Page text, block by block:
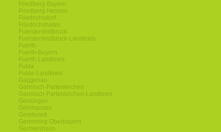
Friedberg-Bayern
Friedberg-Hessen
Friedrichsdorf
Friedrichshafen
Fuerstenfeldbruck
Fuerstenfeldbruck-Landkreis
Fuerth
Fuerth-Bayern
Fuerth-Landkreis
Fulda
Fulda-Landkreis
Gaggenau
Garmisch-Partenkirchen
Garmisch-Partenkirchen-Landkreis
Geislingen
Gelnhausen
Geretsried
Germering-Oberbayern
Germersheim